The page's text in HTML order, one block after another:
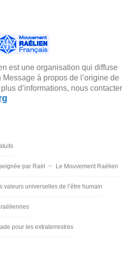
est une organisation qui diffuse
à propos de l’origine de
d’informations, nous contacter
par Raël Le Mouvement Raélien
valeurs universelles de l’être humain
pour les extraterrestres